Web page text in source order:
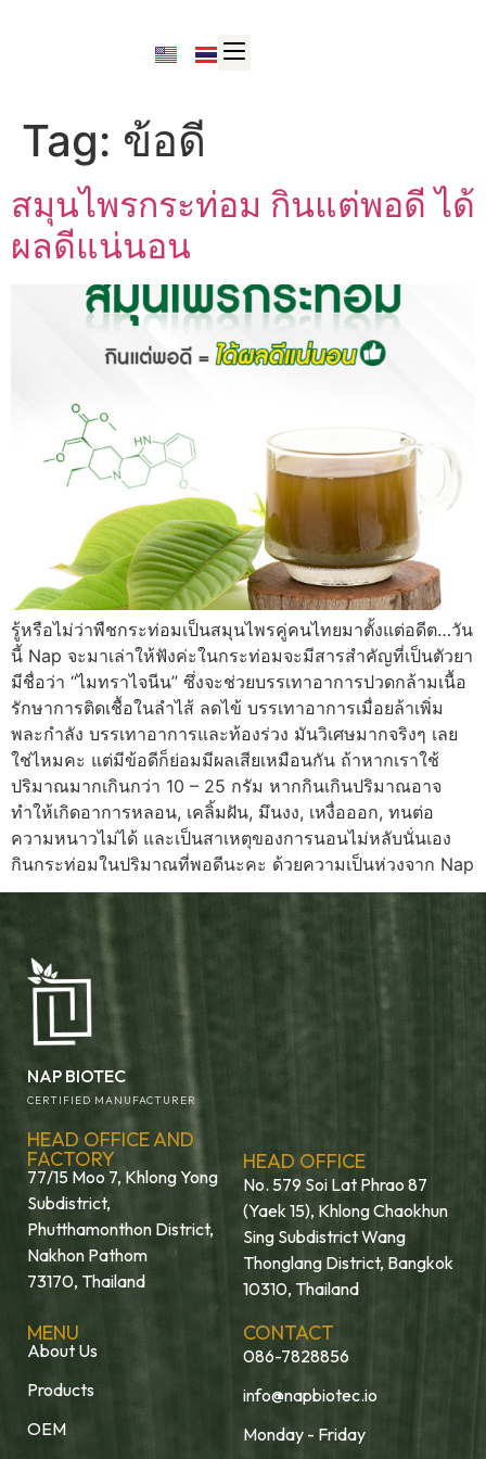
Tag: ข้อดี
สมุนไพรกระท่อม กินแต่พอดี ได้
ผลดีแน่นอน
รู้หรือไม่ว่าพืชกระท่อมเป็นสมุนไพรคู่คนไทยมาตั้งแต่อดีต…วัน
นี้ Nap จะมาเล่าให้ฟังค่ะในกระท่อมจะมีสารสำคัญที่เป็นตัวยา
มีชื่อว่า “ไมทราไจนีน” ซึ่งจะช่วยบรรเทาอาการปวดกล้ามเนื้อ
รักษาการติดเชื้อในลำไส้ ลดไข้ บรรเทาอาการเมื่อยล้าเพิ่ม
พละกำลัง บรรเทาอาการและท้องร่วง มันวิเศษมากจริงๆ เลย
ใช่ไหมคะ แต่มีข้อดีก็ย่อมมีผลเสียเหมือนกัน ถ้าหากเราใช้
ปริมาณมากเกินกว่า 10 – 25 กรัม หากกินเกินปริมาณอาจ
ทำให้เกิดอาการหลอน, เคลิ้มฝัน, มึนงง, เหงื่อออก, ทนต่อ
ความหนาวไม่ได้ และเป็นสาเหตุของการนอนไม่หลับนั่นเอง
กินกระท่อมในปริมาณที่พอดีนะคะ ด้วยความเป็นห่วงจาก Nap
NAP BIOTEC
CERTIFIED MANUFACTURER
HEAD OFFICE AND
FACTORY
77/15 Moo 7, Khlong Yong
Subdistrict,
Phutthamonthon District,
Nakhon Pathom
73170, Thailand
HEAD OFFICE
No. 579 Soi Lat Phrao 87
(Yaek 15), Khlong Chaokhun
Sing Subdistrict Wang
Thonglang District, Bangkok
10310, Thailand
MENU
About Us
Products
OEM
CONTACT
086-7828856
info@napbiotec.io
Monday - Friday